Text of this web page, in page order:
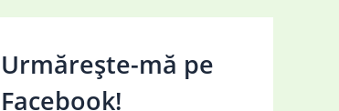
Urmărește-mă pe
Facebook!